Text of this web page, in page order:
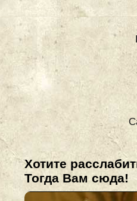
Хотите
Тогда Вам сюда!